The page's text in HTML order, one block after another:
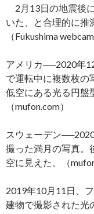
2月13日の地震後
いた、と合理的に推
（Fukushima
アメリカ──2020年
で運転中に複数枚の
低空にある光る円盤
（mufon.com）
スウェーデン
撮った満月の写真。
空に見えた。（
2019年10月11日、
建物で撮影された光